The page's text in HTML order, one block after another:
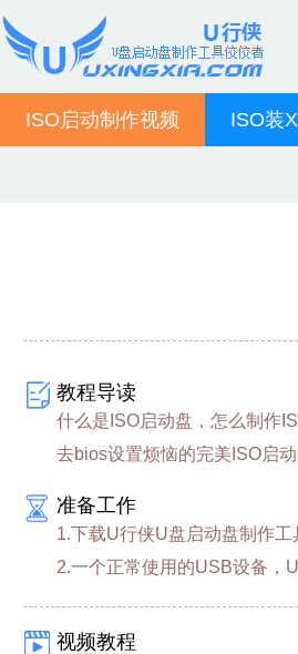
ISO启动制作视频 ISO装
教程导读
什么是ISO启动盘，怎么制作
去bios设置烦恼的完美ISO启动
准备工作
1.下载U行侠U盘启动盘制作工
2.一个正常使用的USB设备，
视频教程